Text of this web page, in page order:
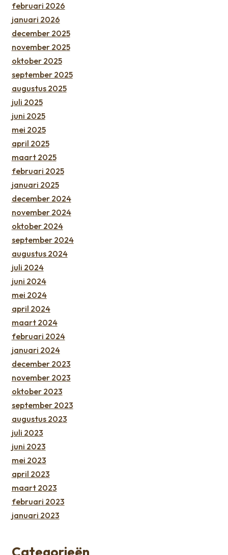
februari 2026
januari 2026
december 2025
november 2025
oktober 2025
september 2025
augustus 2025
juli 2025
juni 2025
mei 2025
april 2025
maart 2025
februari 2025
januari 2025
december 2024
november 2024
oktober 2024
september 2024
augustus 2024
juli 2024
juni 2024
mei 2024
april 2024
maart 2024
februari 2024
januari 2024
december 2023
november 2023
oktober 2023
september 2023
augustus 2023
juli 2023
juni 2023
mei 2023
april 2023
maart 2023
februari 2023
januari 2023